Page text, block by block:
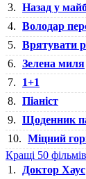
3. Назад у
4. Володар
5. Врятувати
6. Зелена миля
7.
1+1
8. Піаніст
9. Щоденник
10. Міцний
Кращі 50 фільмів
1.
Доктор Хаус